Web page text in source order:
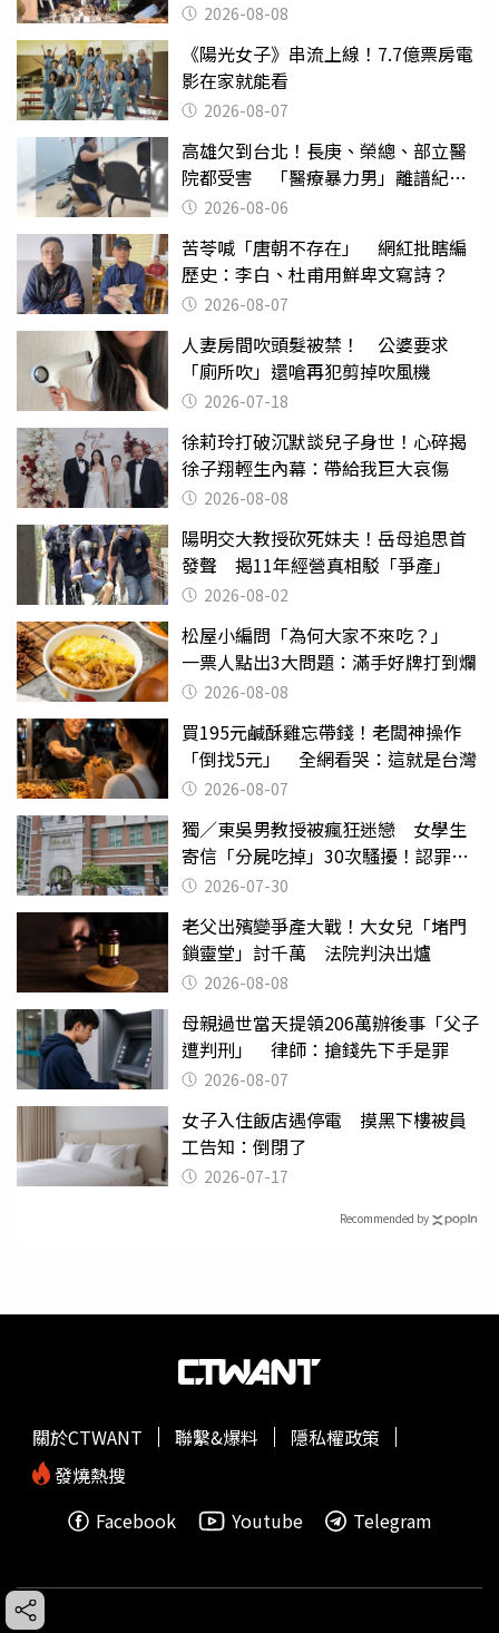
2026-08-08
《陽光女子》串流上線！7.7億票房電
影在家就能看
2026-08-07
高雄欠到台北！長庚、榮總、部立醫
院都受害 「醫療暴力男」離譜紀錄
曝光2026-08-06
苦苓喊「唐朝不存在」 網紅批瞎編
歷史：李白、杜甫用鮮卑文寫詩？
2026-08-07
人妻房間吹頭髮被禁！ 公婆要求
「廁所吹」還嗆再犯剪掉吹風機
2026-07-18
徐莉玲打破沉默談兒子身世！心碎揭
徐子翔輕生內幕：帶給我巨大哀傷
2026-08-08
陽明交大教授砍死妹夫！岳母追思首
發聲 揭11年經營真相駁「爭產」
2026-08-02
松屋小編問「為何大家不來吃？」
一票人點出3大問題：滿手好牌打到爛
2026-08-08
買195元鹹酥雞忘帶錢！老闆神操作
「倒找5元」 全網看哭：這就是台灣
2026-08-07
獨／東吳男教授被瘋狂迷戀 女學生
寄信「分屍吃掉」30次騷擾！認罪免
關 2026-07-30
老父出殯變爭產大戰！大女兒「堵門
鎖靈堂」討千萬 法院判決出爐
2026-08-08
母親過世當天提領206萬辦後事「父子
遭判刑」 律師：搶錢先下手是罪
2026-08-07
女子入住飯店遇停電 摸黑下樓被員
工告知：倒閉了
2026-07-17
Recommended by
關於CTWANT 聯繫&爆料
隱私權政策
發燒熱搜
Facebook
Youtube Telegram